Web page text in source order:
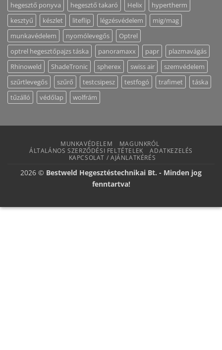
hegesztő ponyva
hegesztő takaró Helix
hypertherm
kesztyű
készlet liteflip légzésvédelem
mig/mag
munkavédelem
nyomólevegős
Optrel
optrel hegesztőpajzs táska
panoramaxx papr
plazmavágás
Rhinoweld
ShadeTronic spherex swiss air
szemvédelem
szűrtlevegős
szűrő testcsipesz testfogó trafimet
táska
tűzálló
védőlap wolfrám
MUNKAVÉDELEM
MAGUNKRÓL
ÁLTALÁNOS SZERZŐDÉSI FELTÉTELEK
ADATKEZELÉS
KAPCSOLAT / AJÁNLATKÉRÉS
2026 © Bestweld Hegesztéstechnikai Bt. - Minden jog
fenntartva!